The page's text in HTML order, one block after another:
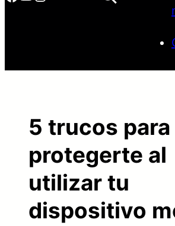
5 trucos para
protegerte al
utilizar tu
dispositivo